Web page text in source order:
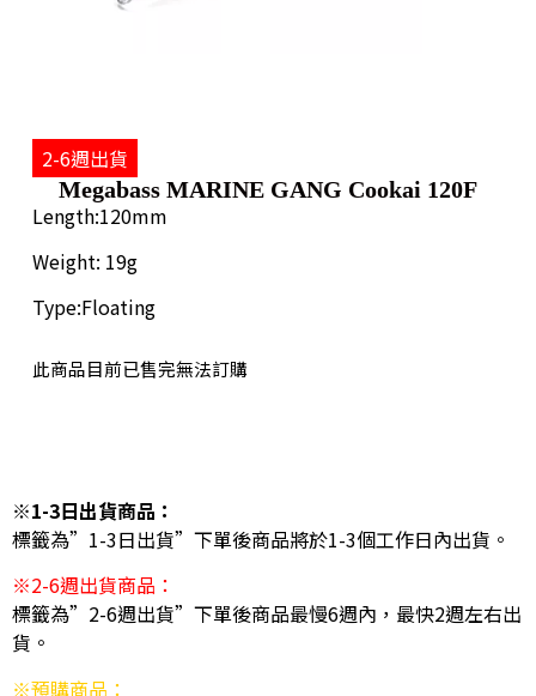
2-6週出貨
Megabass MARINE GANG Cookai 120F
Length:120mm
Weight: 19g
Type:Floating
此商品目前已售完無法訂購
※1-3日出貨商品：
標籤為”1-3日出貨”下單後商品將於1-3個工作日內出貨。
※2-6週出貨商品：
標籤為”2-6週出貨”下單後商品最慢6週內，最快2週左右出
貨。
※預購商品：